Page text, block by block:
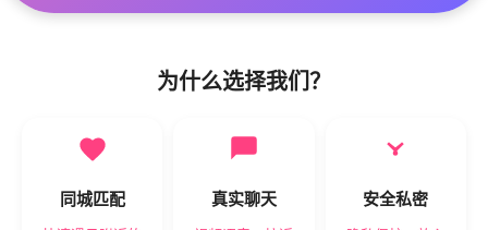
为什么选择我们？
同城匹配 真实聊天 安全私密